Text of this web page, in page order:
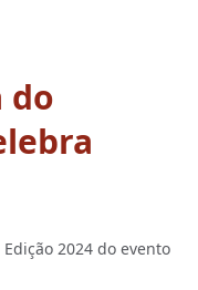
do
2024 do evento